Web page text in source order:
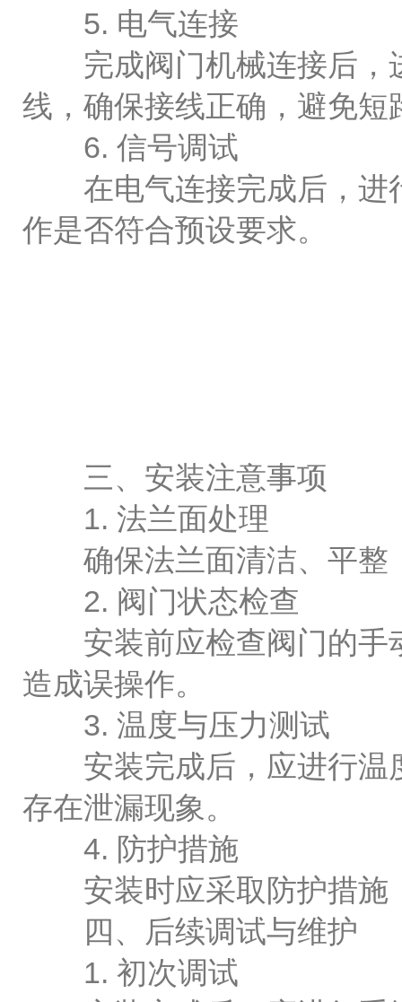
5. 电气连接
完成阀门机械连接后，
线，确保接线正确，避免短
6. 信号调试
在电气连接完成后，进
作是否符合预设要求。
三、安装注意事项
1. 法兰面处理
确保法兰面清洁、平整
2. 阀门状态检查
安装前应检查阀门的手
造成误操作。
3. 温度与压力测试
安装完成后，应进行温
存在泄漏现象。
4. 防护措施
安装时应采取防护措施
四、后续调试与维护
1. 初次调试